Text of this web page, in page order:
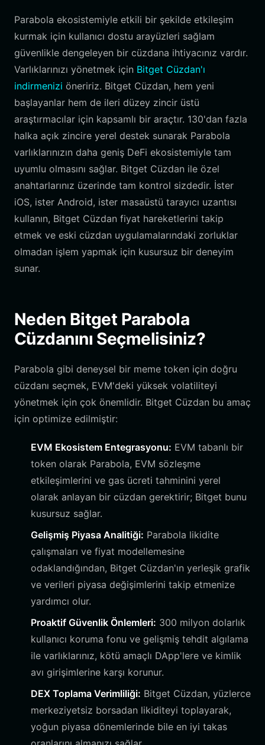
Parabola ekosistemiyle etkili bir şekilde etkileşim
kurmak için kullanıcı dostu arayüzleri sağlam
güvenlikle dengeleyen bir cüzdana ihtiyacınız vardır.
Varlıklarınızı yönetmek için Bitget Cüzdan'ı
indirmenizi öneririz. Bitget Cüzdan, hem yeni
başlayanlar hem de ileri düzey zincir üstü
araştırmacılar için kapsamlı bir araçtır. 130'dan fazla
halka açık zincire yerel destek sunarak Parabola
varlıklarınızın daha geniş DeFi ekosistemiyle tam
uyumlu olmasını sağlar. Bitget Cüzdan ile özel
anahtarlarınız üzerinde tam kontrol sizdedir. İster
iOS, ister Android, ister masaüstü tarayıcı uzantısı
kullanın, Bitget Cüzdan fiyat hareketlerini takip
etmek ve eski cüzdan uygulamalarındaki zorluklar
olmadan işlem yapmak için kusursuz bir deneyim
sunar.
Neden Bitget Parabola
Cüzdanını Seçmelisiniz?
Parabola gibi deneysel bir meme token için doğru
cüzdanı seçmek, EVM'deki yüksek volatiliteyi
yönetmek için çok önemlidir. Bitget Cüzdan bu amaç
için optimize edilmiştir:
EVM Ekosistem Entegrasyonu: EVM tabanlı bir
token olarak Parabola, EVM sözleşme
etkileşimlerini ve gas ücreti tahminini yerel
olarak anlayan bir cüzdan gerektirir; Bitget bunu
kusursuz sağlar.
Gelişmiş Piyasa Analitiği: Parabola likidite
çalışmaları ve fiyat modellemesine
odaklandığından, Bitget Cüzdan'ın yerleşik grafik
ve verileri piyasa değişimlerini takip etmenize
yardımcı olur.
Proaktif Güvenlik Önlemleri: 300 milyon dolarlık
kullanıcı koruma fonu ve gelişmiş tehdit algılama
ile varlıklarınız, kötü amaçlı DApp'lere ve kimlik
avı girişimlerine karşı korunur.
DEX Toplama Verimliliği: Bitget Cüzdan, yüzlerce
merkeziyetsiz borsadan likiditeyi toplayarak,
yoğun piyasa dönemlerinde bile en iyi takas